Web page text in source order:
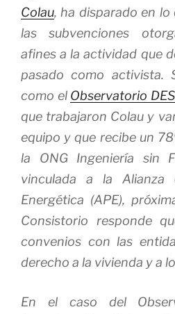
Colau, ha disparado en lo
las subvenciones
afines a la actividad que
pasado como activista.
como el Observatorio
que trabajaron Colau y
equipo y que recibe un
la ONG Ingeniería sin
vinculada a la Alianza
Energética (APE),
Consistorio responde
convenios con las
derecho a la vivienda y a
En el caso del